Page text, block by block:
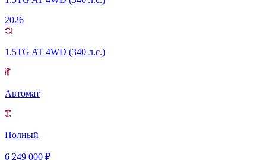
2026
1.5TG AT 4WD (340 л.с.)
Автомат
Полный
6 249 000 ₽